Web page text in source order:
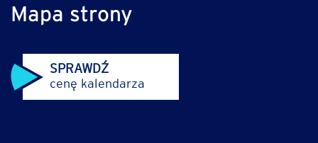
Mapa strony
SPRAWDŹ
cenę kalendarza